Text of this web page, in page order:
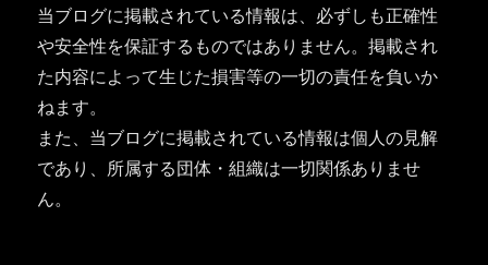
当ブログに掲載されている情報は、必ずしも正確性
や安全性を保証するものではありません。掲載され
た内容によって生じた損害等の一切の責任を負いか
ねます。
また、当ブログに掲載されている情報は個人の見解
であり、所属する団体・組織は一切関係ありませ
ん。